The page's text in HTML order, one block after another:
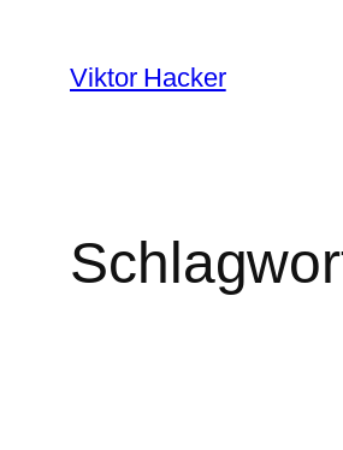
Inhalt
springen
Viktor Hacker